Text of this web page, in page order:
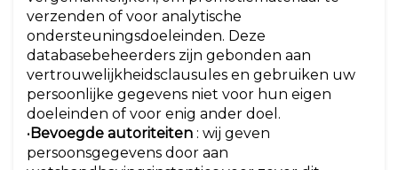
verzenden of voor analytische
ondersteuningsdoeleinden. Deze
databasebeheerders zijn gebonden aan
vertrouwelijkheidsclausules en gebruiken uw
persoonlijke gegevens niet voor hun eigen
doeleinden of voor enig ander doel.
•Bevoegde autoriteiten : wij geven
persoonsgegevens door aan